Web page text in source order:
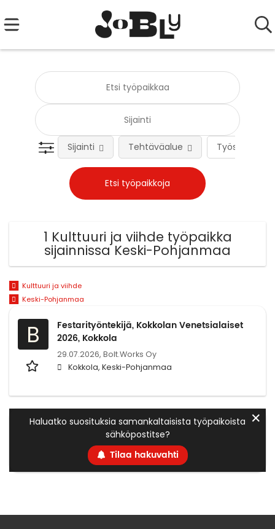
Työsuhteen
Sijainti Tehtäväalue
1 Kulttuuri ja viihde työpaikka
sijainnissa Keski-Pohjanmaa
Kulttuuri ja viihde
Keski-Pohjanmaa
B
Festarityöntekijä, Kokkolan Venetsialaiset
2026, Kokkola
29.07.2026, Bolt.Works Oy
Kokkola, Keski-Pohjanmaa
Haluatko suosituksia samankaltaisista työpaikoista
sähköpostitse?
Tilaa hakuvahti
✕